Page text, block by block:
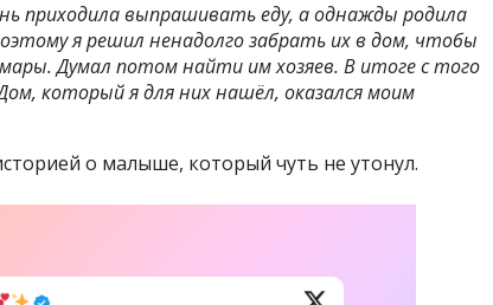
приходила выпрашивать еду, а однажды родила
я решил ненадолго забрать их в дом, чтобы
Думал потом найти им хозяев. В итоге с того
который я для них нашёл, оказался моим
о малыше, который чуть не утонул.